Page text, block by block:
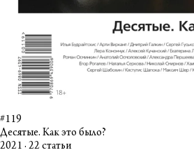
#119
Десятые. Как это было?
2021 · 22 статьи